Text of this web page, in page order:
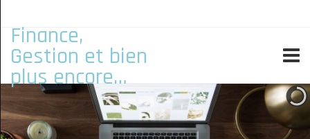
Finance,
Gestion et bien
plus encore…